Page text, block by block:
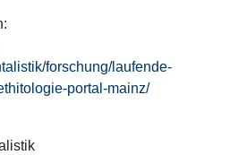
forschung/laufende-
portal-mainz/